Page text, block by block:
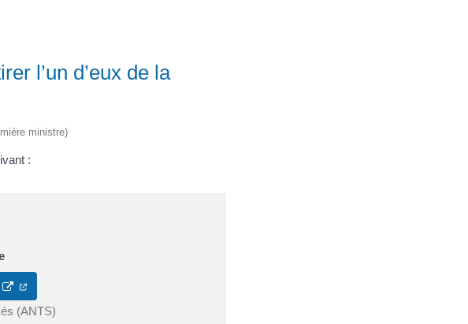
l’un d’eux de la
ministre)
:
(ANTS)